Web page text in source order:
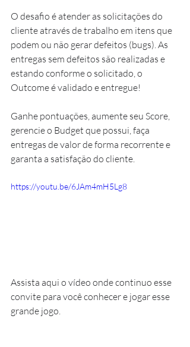
O desafio é atender as solicitações do
cliente através de trabalho em itens que
podem ou não gerar defeitos (bugs). As
entregas sem defeitos são realizadas e
estando conforme o solicitado, o
Outcome é validado e entregue!
Ganhe pontuações, aumente seu Score,
gerencie o Budget que possui, faça
entregas de valor de forma recorrente e
garanta a satisfação do cliente.
https://youtu.be/6JAm4mH5Lg8
Assista aqui o vídeo onde continuo esse
convite para você conhecer e jogar esse
grande jogo.